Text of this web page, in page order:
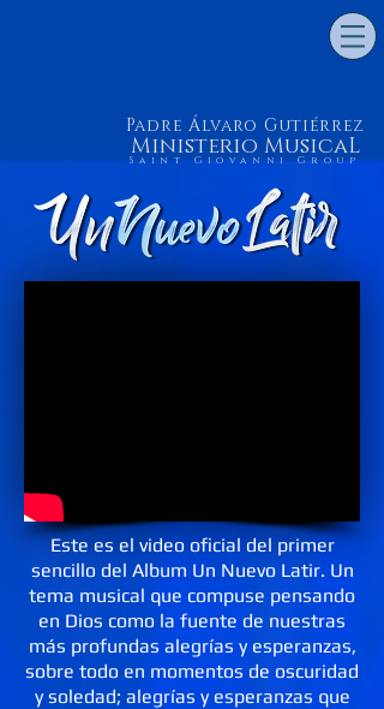
Padre Álvaro Gutiérrez
Ministerio MusicaL
Saint Giovanni Group
Este es el video oficial del primer
sencillo del Album Un Nuevo Latir. Un
tema musical que compuse pensando
en Dios como la fuente de nuestras
más profundas alegrías y esperanzas,
sobre todo en momentos de oscuridad
y soledad; alegrías y esperanzas que